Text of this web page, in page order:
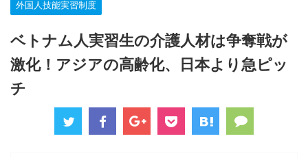
外国人技能実習制度
ベトナム人実習生の介護人材は争奪戦が
激化！アジアの高齢化、日本より急ピッ
チ